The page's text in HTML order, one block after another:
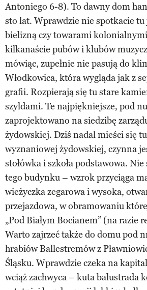
Antoniego 6-8). To dawny dom
sto lat. Wprawdzie nie spotkacie tu
bielizną czy towarami
kilkanaście pubów i klubów
mówiąc, zupełnie nie pasują do
Włodkowica, która wygląda jak z
grafii. Rozpierają się tu stare
szyldami. Te najpiękniejsze, pod
zaprojektowano na siedzibę
żydowskiej. Dziś nadal mieści się
wyznaniowej żydowskiej, czynna
stołówka i szkoła podstawowa.
tego budynku – wzrok przyciąga
wieżyczka zegarowa i wysoka,
przejazdowa, w obramowaniu
„Pod Białym Bocianem” (na razie
Warto zajrzeć także do domu pod
hrabiów Ballestremów z
Śląsku. Wprawdzie czeka na
wciąż zachwyca – kuta balustrada